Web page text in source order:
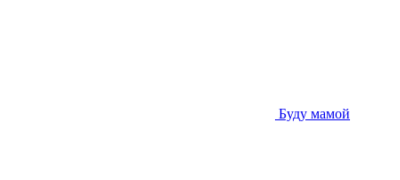
Буду мамой